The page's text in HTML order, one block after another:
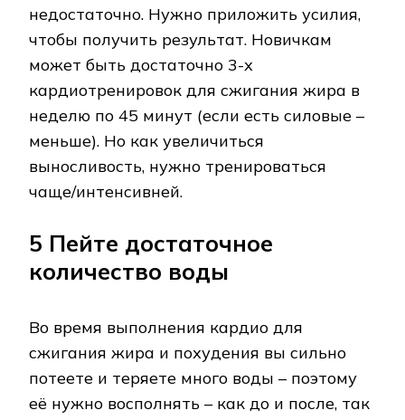
недостаточно. Нужно приложить усилия,
чтобы получить результат. Новичкам
может быть достаточно 3-х
кардиотренировок для сжигания жира в
неделю по 45 минут (если есть силовые –
меньше). Но как увеличиться
выносливость, нужно тренироваться
чаще/интенсивней.
5 Пейте достаточное
количество воды
Во время выполнения кардио для
сжигания жира и похудения вы сильно
потеете и теряете много воды – поэтому
её нужно восполнять – как до и после, так